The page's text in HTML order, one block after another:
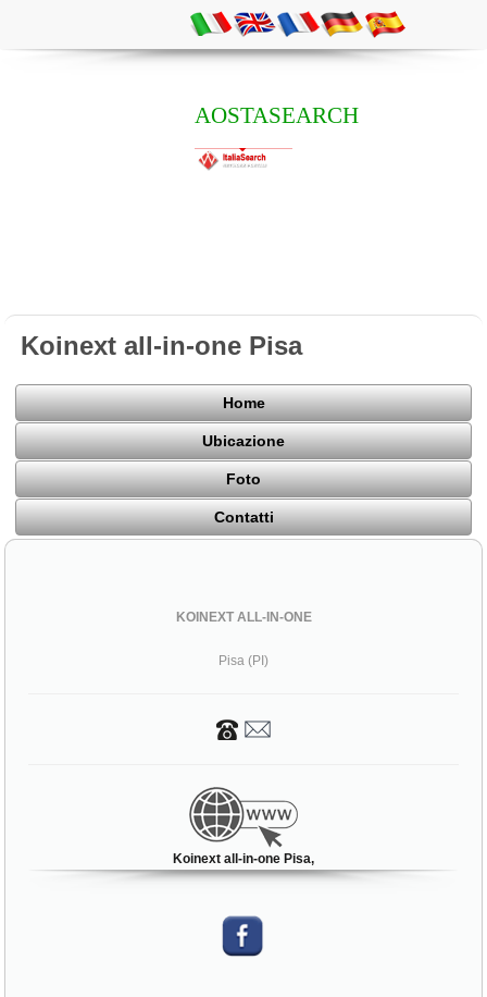
AOSTASEARCH
Koinext all-in-one Pisa
Home
Ubicazione
Foto
Contatti
KOINEXT ALL-IN-ONE
Pisa (PI)
Koinext all-in-one Pisa,